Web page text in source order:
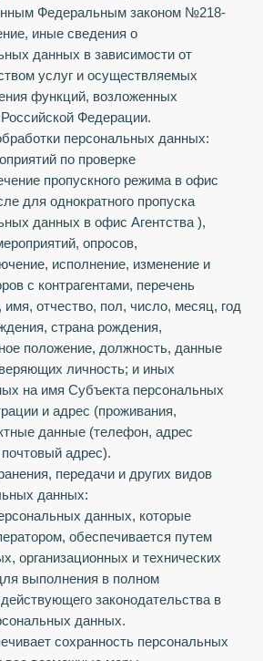
Федеральным законом №218-
иные сведения о
данных в зависимости от
услуг и осуществляемых
функций, возложенных
Федерации.
персональных данных:
по проверке
пропускного режима в офис
для однократного пропуска
данных в офис Агентства ),
опросов,
исполнение, изменение и
с контрагентами, перечень
отчество, пол, число, месяц, год
страна рождения,
положение, должность, данные
личность; и иных
на имя Субъекта персональных
и адрес (проживания,
данные (телефон, адрес
адрес).
передачи и других видов
данных:
данных, которые
обеспечивается путем
организационных и технических
выполнения в полном
законодательства в
данных.
сохранность персональных